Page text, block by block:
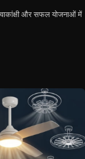
और सफल योजनाओं में